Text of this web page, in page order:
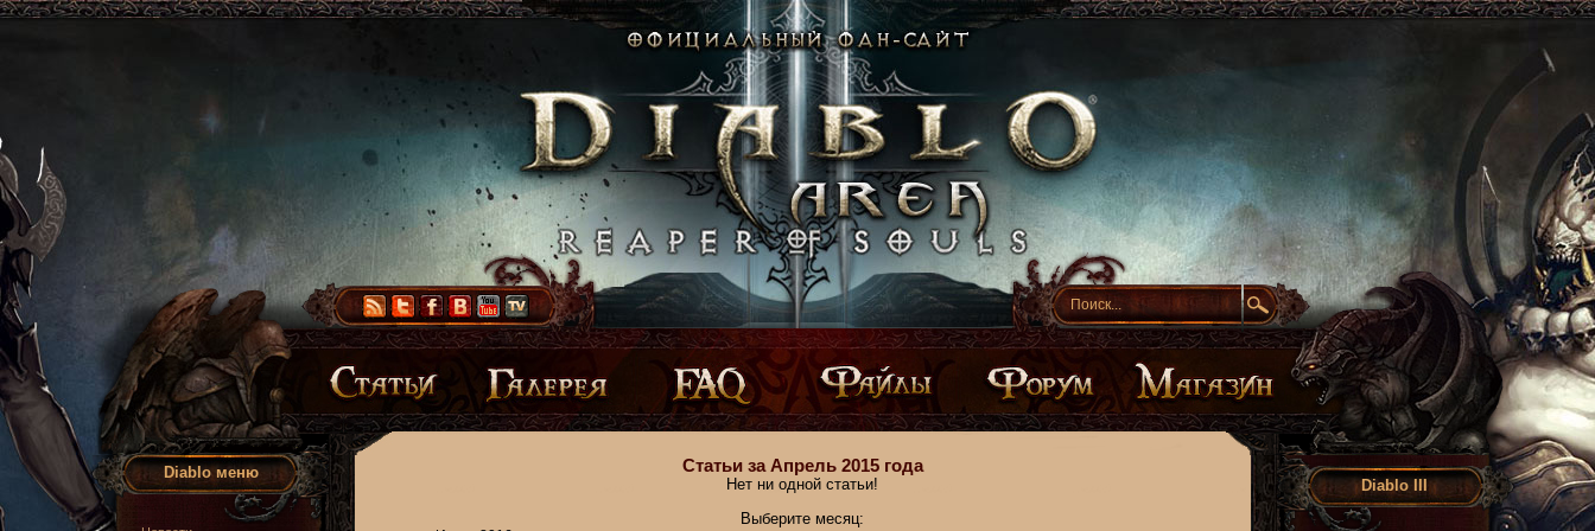
Diablo меню Статьи за Апрель 2015 года
Нет ни одной статьи!
Выберите месяц:
Diablo III